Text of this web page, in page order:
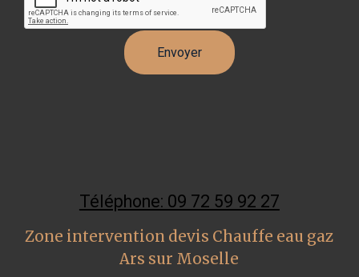
Téléphone: 09 72 59 92 27
Zone intervention devis Chauffe eau gaz
Ars sur Moselle